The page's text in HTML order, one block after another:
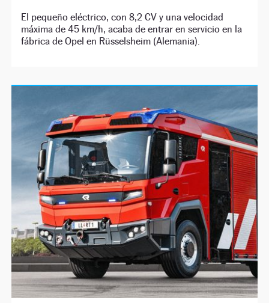
El pequeño eléctrico, con 8,2 CV y una velocidad
máxima de 45 km/h, acaba de entrar en servicio en la
fábrica de Opel en Rüsselsheim (Alemania).